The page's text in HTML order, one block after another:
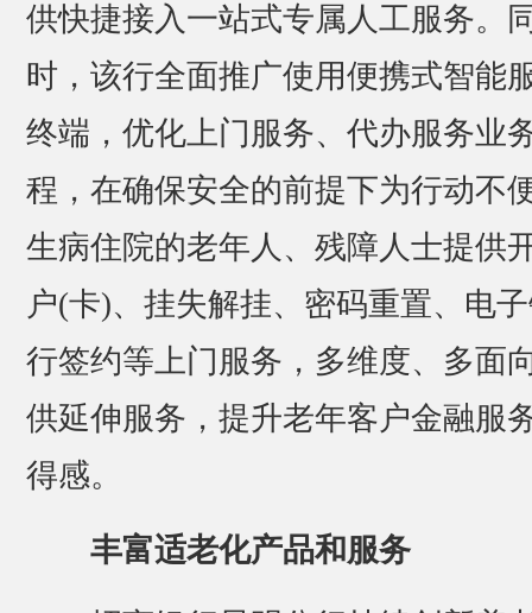
供快捷接入一站式专属人工服务。
时，该行全面推广使用便携式智能
终端，优化上门服务、代办服务业
程，在确保安全的前提下为行动不
生病住院的老年人、残障人士提供
户(卡)、挂失解挂、密码重置、电
行签约等上门服务，多维度、多面
供延伸服务，提升老年客户金融服
得感。
丰富适老化产品和服务